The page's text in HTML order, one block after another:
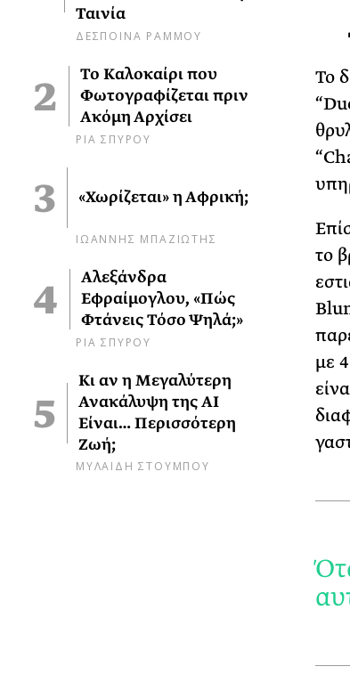
Ταινία
ΔΕΣΠΟΙΝΑ ΡΑΜΜΟΥ
Το Καλοκαίρι που
Φωτογραφίζεται πριν
Ακόμη Αρχίσει
ΡΙΑ ΣΠΥΡΟΥ
«Χωρίζεται» η Αφρική;
ΙΩΑΝΝΗΣ ΜΠΑΖΙΩΤΗΣ
Αλεξάνδρα
Εφραίμογλου, «Πώς
Φτάνεις Τόσο Ψηλά;»
ΡΙΑ ΣΠΥΡΟΥ
Κι αν η Μεγαλύτερη
Ανακάλυψη της AI
Είναι… Περισσότερη
Ζωή;
ΜΥΛΑΙΔΗ ΣΤΟΥΜΠΟΥ
Το
το
με